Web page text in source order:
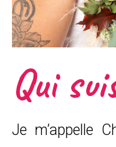
Qui
Je m’appelle